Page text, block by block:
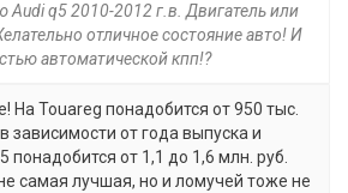
Audi q5 2010-2012 г.в. Двигатель или
отличное состояние авто! И
автоматической кпп!?
На Touareg понадобится от 950 тыс.
зависимости от года выпуска и
понадобится от 1,1 до 1,6 млн. руб.
самая лучшая, но и ломучей тоже не